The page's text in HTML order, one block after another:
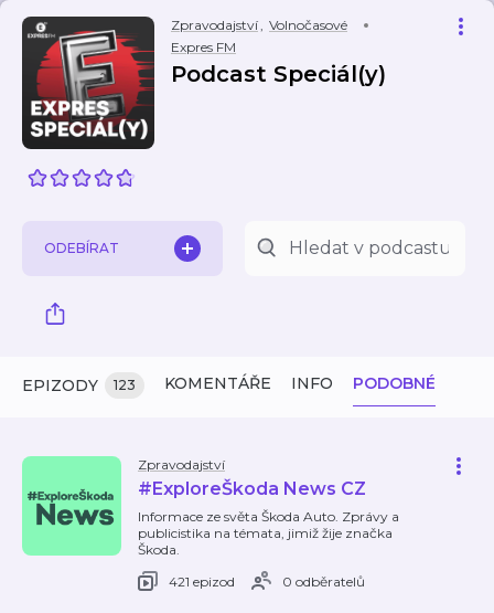
Zpravodajství, Volnočasové
Expres FM
Podcast Speciál(y)
ODEBÍRAT
EPIZODY 123 KOMENTÁŘE INFO PODOBNÉ
Zpravodajství
#ExploreŠkoda News CZ
Informace ze světa Škoda Auto. Zprávy a
publicistika na témata, jimiž žije značka
Škoda.
421 epizod
0 odběratelů